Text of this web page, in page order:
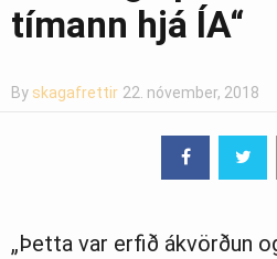
tímann hjá ÍA“
By skagafrettir 22. nóvember, 2018
„Þetta var erfið ákvörðun